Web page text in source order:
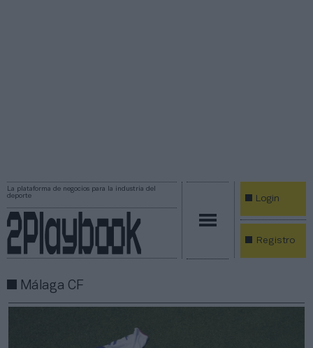
La plataforma de negocios para la industria del
deporte
Login
Registro
Málaga CF